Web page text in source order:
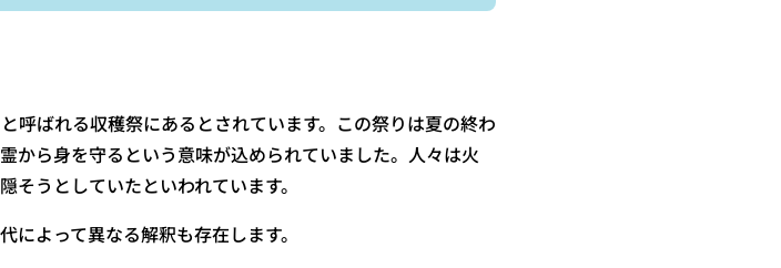
呼ばれる収穫祭にあるとされています。この祭りは夏の終わ
から身を守るという意味が込められていました。人々は火
うとしていたといわれています。
よって異なる解釈も存在します。